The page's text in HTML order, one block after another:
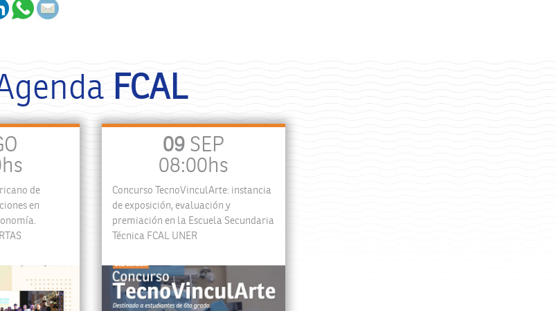
FCAL
de
en
09 SEP
08:00hs
Concurso TecnoVinculArte: instancia
de exposición, evaluación y
premiación en la Escuela Secundaria
Técnica FCAL UNER